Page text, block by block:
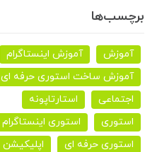
برچسب‌ها
آموزش
آموزش اینستاگرام
آموزش ساخت استوری حرفه ای
اجتماعی
استارتاپونه
استوری
استوری اینستاگرام
استوری حرفه ای
اپلیکیشن